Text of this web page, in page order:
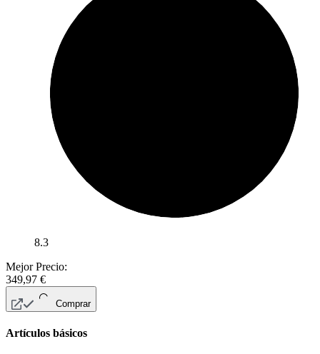
8.3
Mejor Precio:
349,97 €
Comprar
Artículos básicos